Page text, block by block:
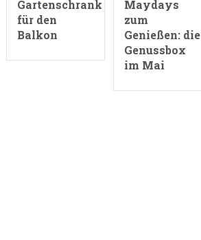
Gartenschrank
für den
Balkon
Maydays
zum
Genießen: die
Genussbox
im Mai